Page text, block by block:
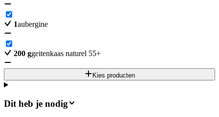
1aubergine
200 ggeitenkaas naturel 55+
Kies producten
Dit heb je nodig